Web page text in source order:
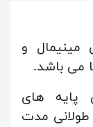
مینیمال و
می باشد.
پایه های
طولانی مدت